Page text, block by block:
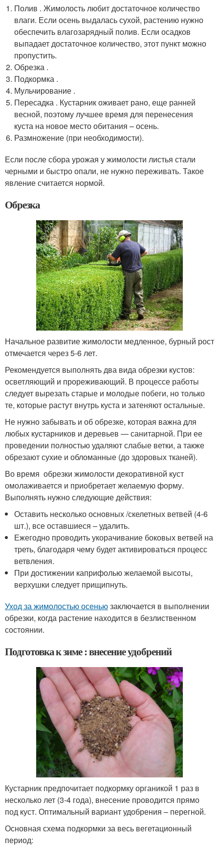
Полив . Жимолость любит достаточное количество
влаги. Если осень выдалась сухой, растению нужно
обеспечить влагозарядный полив. Если осадков
выпадает достаточное количество, этот пункт можно
пропустить.
Обрезка .
Подкормка .
Мульчирование .
Пересадка . Кустарник оживает рано, еще ранней
весной, поэтому лучшее время для перенесения
куста на новое место обитания – осень.
Размножение (при необходимости).
Если после сбора урожая у жимолости листья стали
черными и быстро опали, не нужно переживать. Такое
явление считается нормой.
Обрезка
Начальное развитие жимолости медленное, бурный рост
отмечается через 5-6 лет.
Рекомендуется выполнять два вида обрезки кустов:
осветляющий и прореживающий. В процессе работы
следует вырезать старые и молодые побеги, но только
те, которые растут внутрь куста и затеняют остальные.
Не нужно забывать и об обрезке, которая важна для
любых кустарников и деревьев — санитарной. При ее
проведении полностью удаляют слабые ветки, а также
обрезают сухие и обломанные (до здоровых тканей).
Во время обрезки жимолости декоративной куст
омолаживается и приобретает желаемую форму.
Выполнять нужно следующие действия:
Оставить несколько основных /скелетных ветвей (4-6
шт.), все оставшиеся – удалить.
Ежегодно проводить укорачивание боковых ветвей на
треть, благодаря чему будет активироваться процесс
ветвления.
При достижении каприфолью желаемой высоты,
верхушки следует прищипнуть.
Уход за жимолостью осеньюзаключается в выполнении
обрезки, когда растение находится в безлиственном
состоянии.
Подготовка к зиме : внесение удобрений
Кустарник предпочитает подкормку органикой 1 раз в
несколько лет (3-4 года), внесение проводится прямо
под куст. Оптимальный вариант удобрения – перегной.
Основная схема подкормки за весь вегетационный
период: